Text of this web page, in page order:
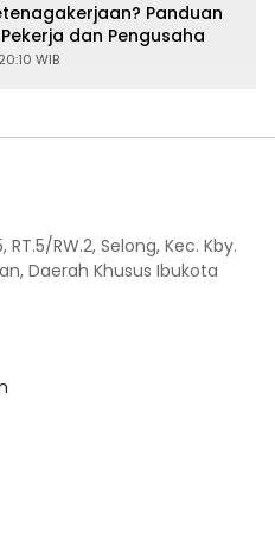
Panduan
dan Pengusaha
WIB
RW.2, Selong, Kec. Kby.
Daerah Khusus Ibukota